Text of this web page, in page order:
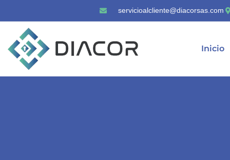
servicioalcliente@diacorsas.com
Inicio